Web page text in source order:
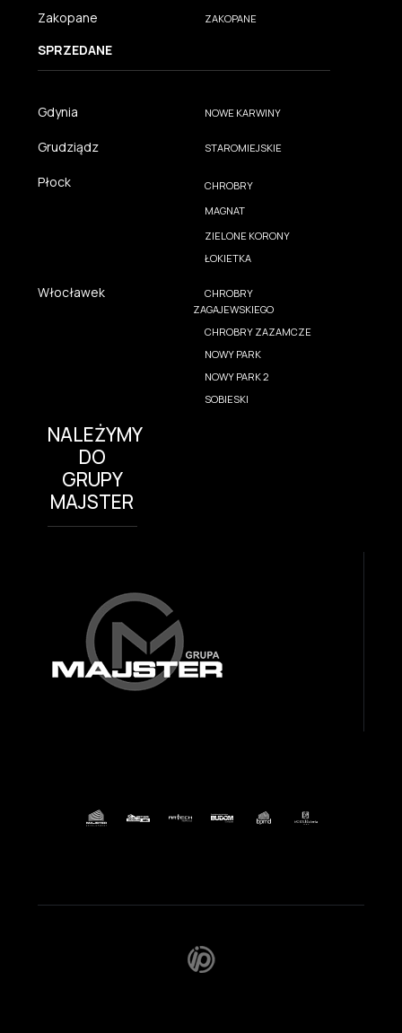
Zakopane ZAKOPANE
SPRZEDANE
Gdynia NOWE KARWINY
Grudziądz STAROMIEJSKIE
Płock
CHROBRY
MAGNAT
ZIELONE KORONY
ŁOKIETKA
Włocławek
CHROBRY
ZAGAJEWSKIEGO
CHROBRY ZAZAMCZE
NOWY PARK
NOWY PARK 2
SOBIESKI
NALEŻYMY
DO
GRUPY
MAJSTER